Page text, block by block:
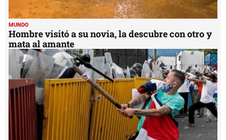
MUNDO
Hombre visitó a su novia, la descubre con otro y
mata al amante